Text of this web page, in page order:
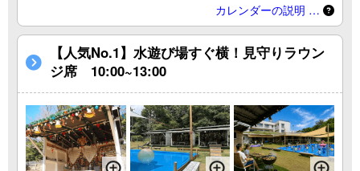
カレンダーの説明 …
【人気No.1】水遊び場すぐ横！見守りラウン
ジ席 10:00~13:00